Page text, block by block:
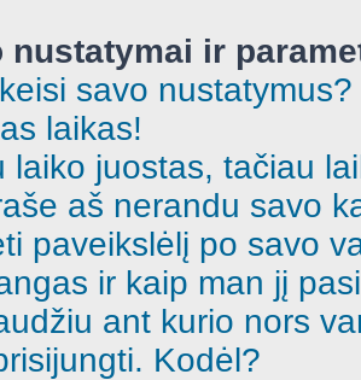
nustatymai ir
savo nustatymus?
laikas!
laiko juostas, tačiau
aš nerandu savo
paveikslėlį po savo
ir kaip man jį
ant kurio nors
Kodėl?